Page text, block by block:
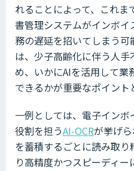
れることによって、これ
書管理システムがインボ
務の遅延を招いてしまう
は、少子高齢化に伴う人
め、いかにAIを活用して
できるかが重要なポイント
一例としては、電子イン
役割を担うAI-OCRが挙げ
を蓄積するごとに読み取
り高精度かつスピーディ